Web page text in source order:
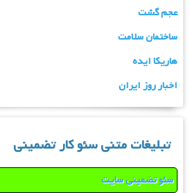
عجم گشت
ساختمان سلامت
هاریکا ایده
اخبار روز ایران
تبلیغات متنی سئو کار تضمینی
سئو تضمینی سایت